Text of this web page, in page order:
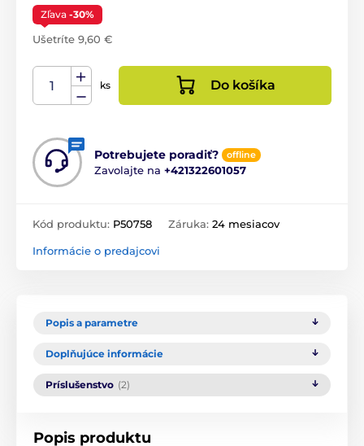
Zľava -30%
Ušetríte 9,60 €
ks Do košíka
Potrebujete poradiť? offline
Zavolajte na +421322601057
Kód produktu: P50758 Záruka: 24 mesiacov
Informácie o predajcovi
Popis a parametre
Doplňujúce informácie
Príslušenstvo (2)
Popis produktu